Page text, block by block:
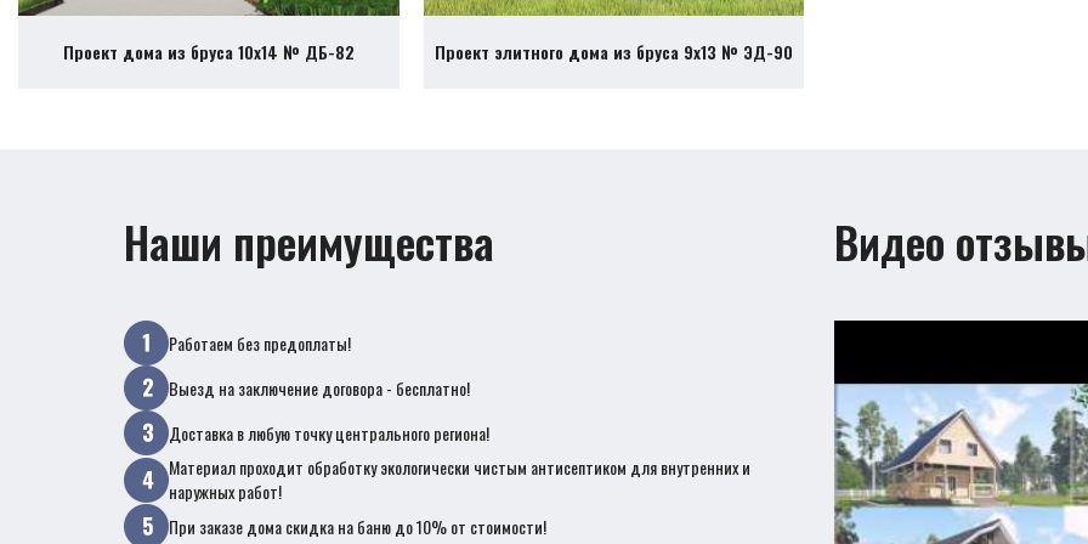
Проект дома из бруса 10х14 № ДБ-82 Проект элитного дома из бруса 9х13 № ЭД-90
Наши преимущества
Работаем без предоплаты!
Выезд на заключение договора - бесплатно!
Доставка в любую точку центрального региона!
Материал проходит обработку экологически чистым антисептиком для внутренних и
наружных работ!
При заказе дома скидка на баню до 10% от стоимости!
Видео